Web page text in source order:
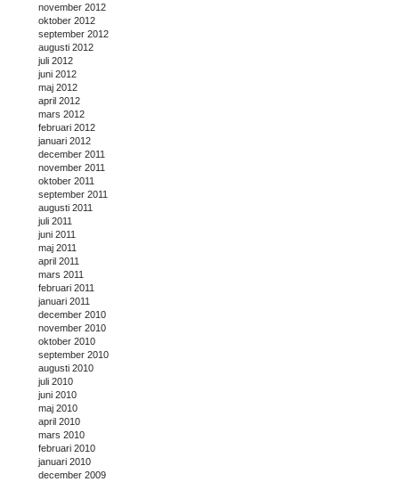
november 2012
oktober 2012
september 2012
augusti 2012
juli 2012
juni 2012
maj 2012
april 2012
mars 2012
februari 2012
januari 2012
december 2011
november 2011
oktober 2011
september 2011
augusti 2011
juli 2011
juni 2011
maj 2011
april 2011
mars 2011
februari 2011
januari 2011
december 2010
november 2010
oktober 2010
september 2010
augusti 2010
juli 2010
juni 2010
maj 2010
april 2010
mars 2010
februari 2010
januari 2010
december 2009